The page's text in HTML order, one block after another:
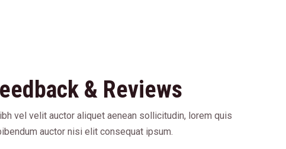
& Reviews
vel velit auctor aliquet aenean sollicitudin, lorem quis
auctor nisi elit consequat ipsum.